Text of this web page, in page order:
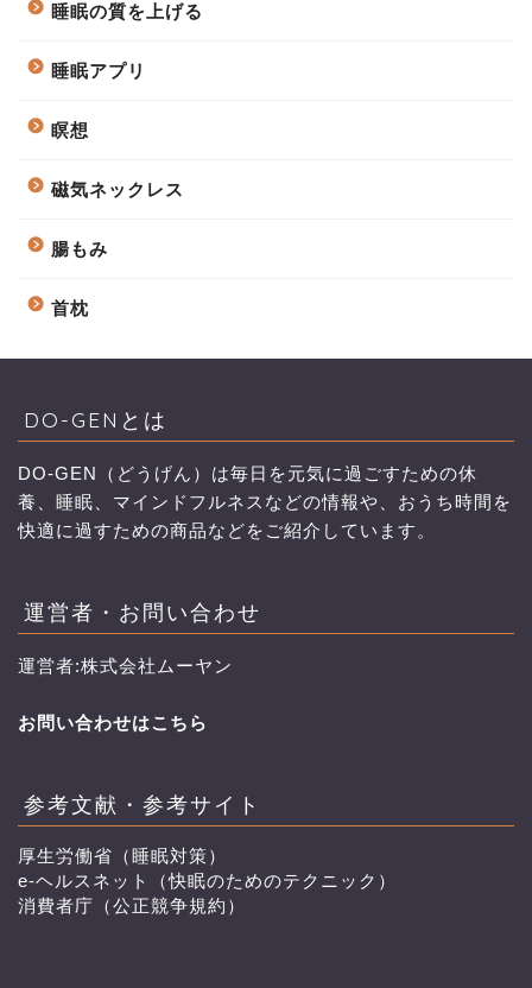
睡眠の質を上げる
睡眠アプリ
瞑想
磁気ネックレス
腸もみ
首枕
DO-GENとは
DO-GEN（どうげん）は毎日を元気に過ごすための休
養、睡眠、マインドフルネスなどの情報や、おうち時間を
快適に過すための商品などをご紹介しています。
運営者・お問い合わせ
運営者:株式会社ムーヤン
お問い合わせはこちら
参考文献・参考サイト
厚生労働省（睡眠対策）
e-ヘルスネット（快眠のためのテクニック）
消費者庁（公正競争規約）